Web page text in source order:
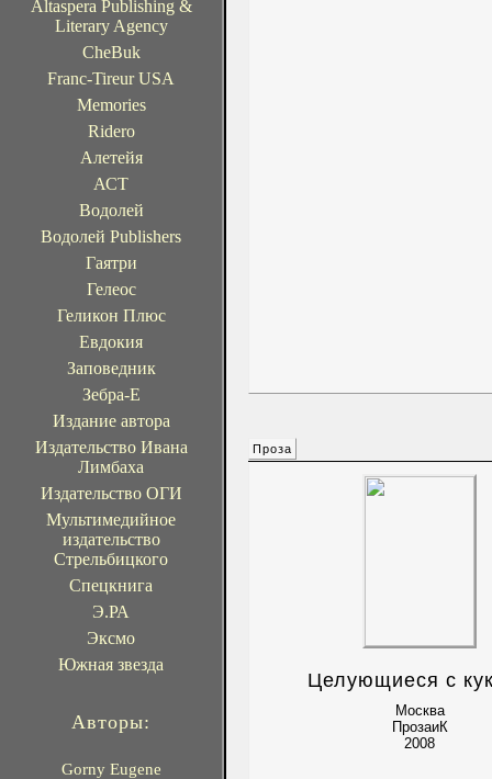
Altaspera Publishing &
Literary Agency
CheBuk
Franc-Tireur USA
Memories
Ridero
Алетейя
АСТ
Водолей
Водолей Publishers
Гаятри
Гелеос
Геликон Плюс
Евдокия
Заповедник
Зебра-Е
Издание автора
Издательство Ивана
Лимбаха
Издательство ОГИ
Мультимедийное
издательство
Стрельбицкого
Спецкнига
Э.РА
Эксмо
Южная звезда
Авторы:
Gorny Eugene
Проза
Целующиеся с
Москва
ПрозаиК
2008